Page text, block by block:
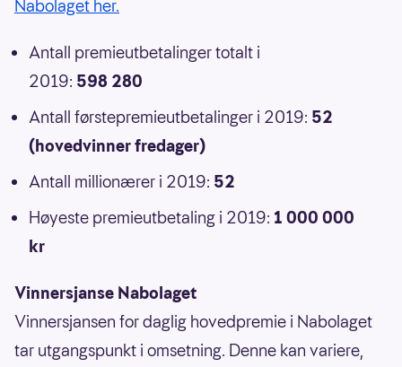
Nabolaget her.
Antall premieutbetalinger totalt i
2019: 598 280
Antall førstepremieutbetalinger i 2019: 52
(hovedvinner fredager)
Antall millionærer i 2019: 52
Høyeste premieutbetaling i 2019: 1 000 000
kr
Vinnersjanse Nabolaget
Vinnersjansen for daglig hovedpremie i Nabolaget
tar utgangspunkt i omsetning. Denne kan variere,